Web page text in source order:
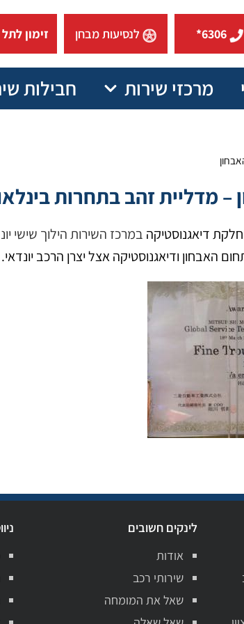
6306* לנסיעות מבחן זימון
מרכזי שירות חבילות
– מדליית זהב בתחרות
דיאגנוסטיקה במרכז השירות הילוך שישי
האבחון ודיאגנוסטיקה אצל יצרן הרכב יונדאי.
לינקים חשובים
אודות
שירותי רכב
שאל את המומחה